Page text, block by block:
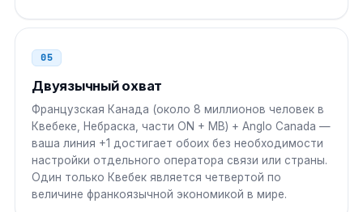
05
Двуязычный охват
Французская Канада (около 8 миллионов человек в
Квебеке, Небраска, части ON + MB) + Anglo Canada —
ваша линия +1 достигает обоих без необходимости
настройки отдельного оператора связи или страны.
Один только Квебек является четвертой по
величине франкоязычной экономикой в ​​мире.